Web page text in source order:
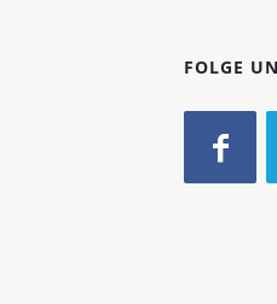
FOLGE